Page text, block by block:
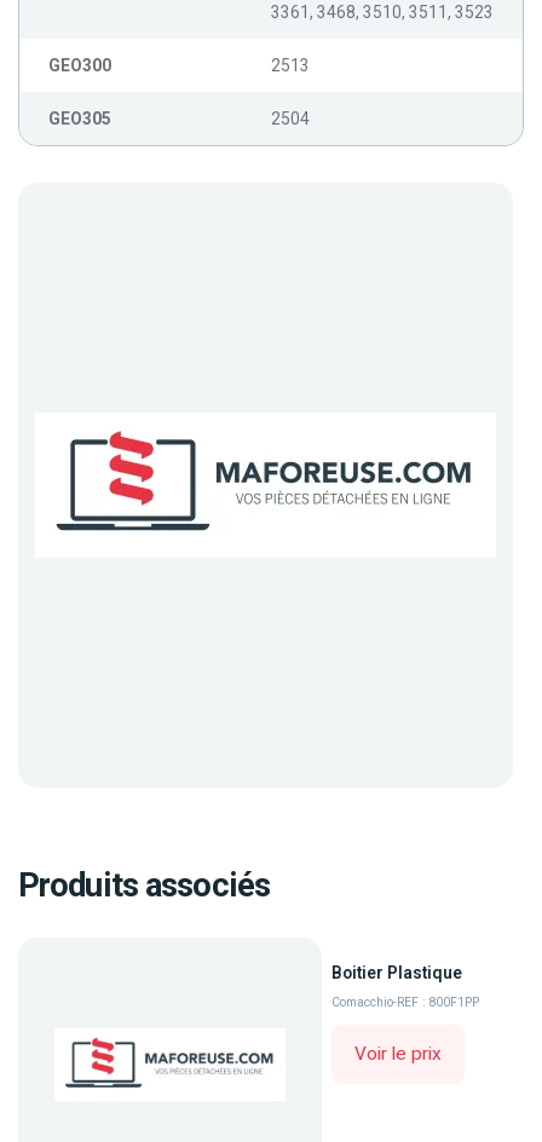
3361, 3468, 3510, 3511, 3523
GEO300 2513
GEO305 2504
Produits associés
Boitier Plastique
Comacchio-REF : 800F1PP
Voir le prix